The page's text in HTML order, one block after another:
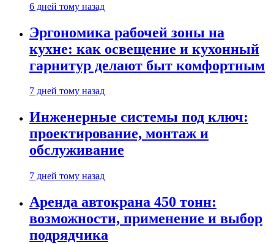
6 дней тому назад
Эргономика рабочей зоны на
кухне: как освещение и кухонный
гарнитур делают быт комфортным
7 дней тому назад
Инженерные системы под ключ:
проектирование, монтаж и
обслуживание
7 дней тому назад
Аренда автокрана 450 тонн:
возможности, применение и выбор
подрядчика